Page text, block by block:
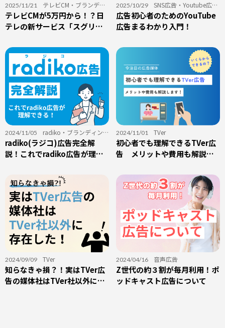
2025/11/21 テレビCM ・ ブランディ
ング
テレビCMが5万円から！？日
テレの新サービス「スグリ
2025/10/29 SNS広告 ・ Youtube広
告・ブランディング
広告初心者のためのYouTube
広告まるわかり入門！
2024/11/05 radiko ・ ブランディン
グ・音声広告
radiko(ラジコ)広告完全解
説！これでradiko広告が理解
2024/11/01 TVer
初心者でも理解できるTVer広
告 メリットや費用も解説し
2024/09/09 TVer
知らなきゃ損？！実はTVer広
告の媒体社はTVer社以外に存
2024/04/16 音声広告
Z世代の約３割が毎月利用！ポ
ッドキャスト広告について